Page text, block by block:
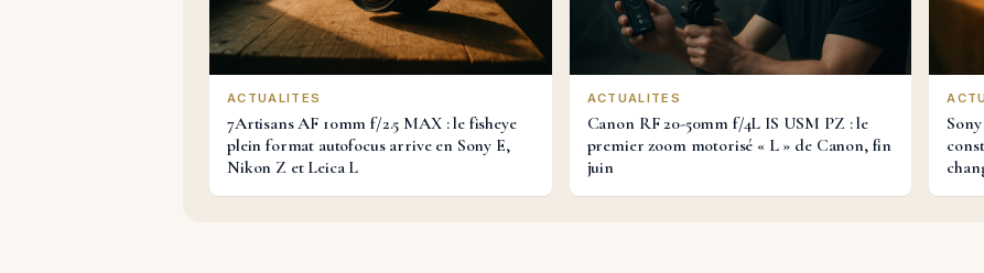
ACTUALITES
7Artisans AF 10mm f/2.5 MAX : le fisheye
plein format autofocus arrive en Sony E,
Nikon Z et Leica L
ACTUALITES
Canon RF 20-50mm f/4L IS USM PZ : le
premier zoom motorisé « L » de Canon, fin
juin